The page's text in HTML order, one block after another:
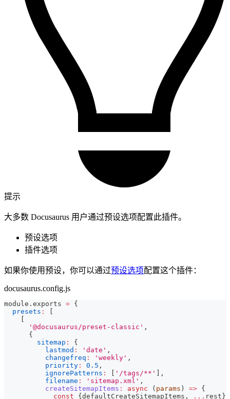
提示
大多数 Docusaurus 用户通过预设选项配置此插件。
预设选项
插件选项
如果你使用预设，你可以通过预设选项配置这个插件：
docusaurus.config.js
module . exports = {
presets :
[
[
'@docusaurus/preset-classic' ,
{
sitemap :
{
lastmod : 'date' ,
changefreq : 'weekly' ,
priority : 0.5 ,
ignorePatterns : [ '/tags/**' ] ,
filename : 'sitemap.xml' ,
createSitemapItems : async ( params ) => {
const
{defaultCreateSitemapItems , ... rest}